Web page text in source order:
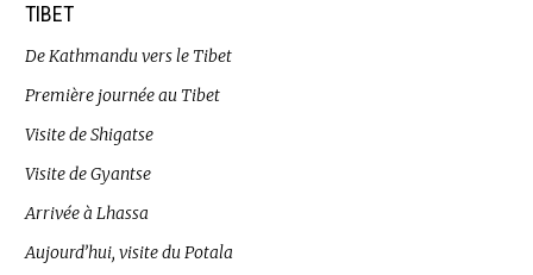
TIBET
De Kathmandu vers le Tibet
Première journée au Tibet
Visite de Shigatse
Visite de Gyantse
Arrivée à Lhassa
Aujourd’hui, visite du Potala